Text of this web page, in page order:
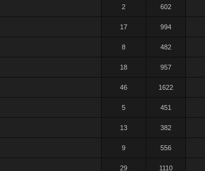
2 602
17 994
8 482
18 957
46 1622
5 451
13 382
9 556
29 1110